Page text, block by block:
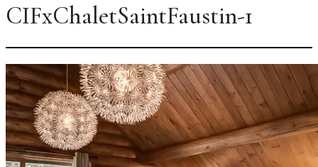
CIFxChaletSaintFaustin-1